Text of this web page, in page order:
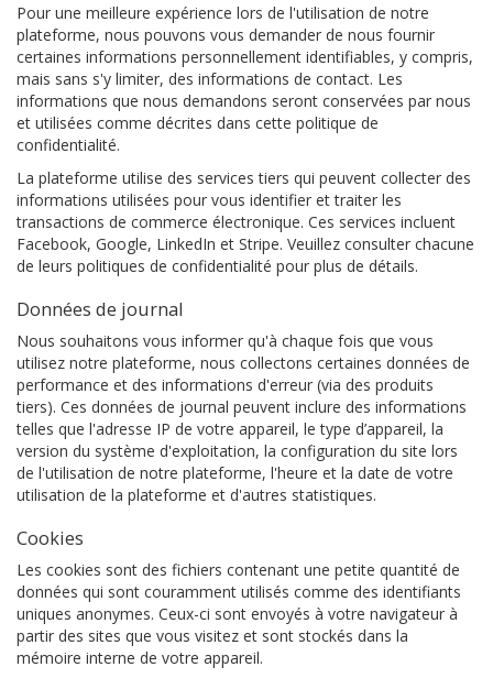
Pour une meilleure expérience lors de l'utilisation de notre
plateforme, nous pouvons vous demander de nous fournir
certaines informations personnellement identifiables, y compris,
mais sans s'y limiter, des informations de contact. Les
informations que nous demandons seront conservées par nous
et utilisées comme décrites dans cette politique de
confidentialité.
La plateforme utilise des services tiers qui peuvent collecter des
informations utilisées pour vous identifier et traiter les
transactions de commerce électronique. Ces services incluent
Facebook, Google, LinkedIn et Stripe. Veuillez consulter chacune
de leurs politiques de confidentialité pour plus de détails.
Données de journal
Nous souhaitons vous informer qu'à chaque fois que vous
utilisez notre plateforme, nous collectons certaines données de
performance et des informations d'erreur (via des produits
tiers). Ces données de journal peuvent inclure des informations
telles que l'adresse IP de votre appareil, le type d’appareil, la
version du système d'exploitation, la configuration du site lors
de l'utilisation de notre plateforme, l'heure et la date de votre
utilisation de la plateforme et d'autres statistiques.
Cookies
Les cookies sont des fichiers contenant une petite quantité de
données qui sont couramment utilisés comme des identifiants
uniques anonymes. Ceux-ci sont envoyés à votre navigateur à
partir des sites que vous visitez et sont stockés dans la
mémoire interne de votre appareil.